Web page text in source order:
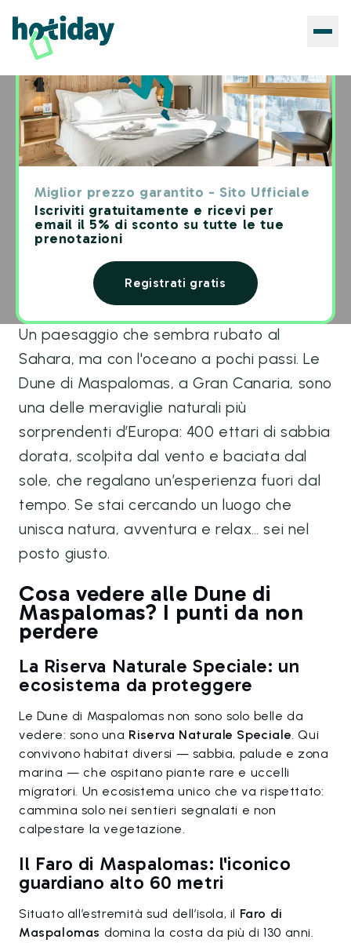
Miglior prezzo garantito - Sito Ufficiale
Iscriviti gratuitamente e ricevi per
email il 5% di sconto su tutte le tue
prenotazioni
Registrati gratis
Blog›Blog Viaggiatori
CONSIGLI DI VIAGGIO
completa al deserto
sull'oceano
Redazione Hotiday·4 min di lettura
Un paesaggio che sembra rubato al
Sahara, ma con l'oceano a pochi passi. Le
Dune di Maspalomas, a Gran Canaria, sono
una delle meraviglie naturali più
sorprendenti d’Europa: 400 ettari di sabbia
dorata, scolpita dal vento e baciata dal
sole, che regalano un’esperienza fuori dal
tempo. Se stai cercando un luogo che
unisca natura, avventura e relax… sei nel
posto giusto.
Cosa vedere alle Dune di
Maspalomas? I punti da non
perdere
La Riserva Naturale Speciale: un
ecosistema da proteggere
Le Dune di Maspalomas non sono solo belle da
vedere: sono una Riserva Naturale Speciale. Qui
convivono habitat diversi — sabbia, palude e zona
marina — che ospitano piante rare e uccelli
migratori. Un ecosistema unico che va rispettato:
cammina solo nei sentieri segnalati e non
calpestare la vegetazione.
Il Faro di Maspalomas: l'iconico
guardiano alto 60 metri
Situato all’estremità sud dell’isola, il Faro di
Maspalomas domina la costa da più di 130 anni.